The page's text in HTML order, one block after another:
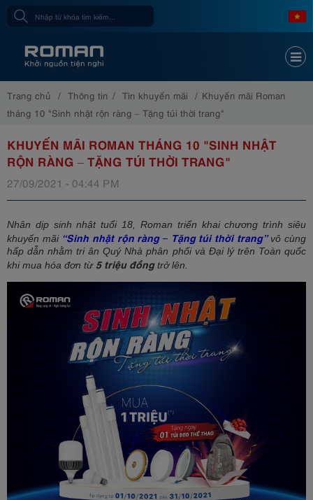
Trang chủ Thông tin Tin khuyến mãi
Khuyến mãi Roman
tháng 10 "Sinh nhật rộn ràng – Tặng túi thời trang"
KHUYẾN MÃI ROMAN THÁNG 10 "SINH NHẬT
RỘN RÀNG – TẶNG TÚI THỜI TRANG"
27/09/2021 - 04:44 PM
Nhân dịp sinh nhật tuổi 18, Roman triển khai chương trình siêu
khuyến mãi “Sinh nhật rộn ràng – Tặng túi thời trang”vô cùng
hấp dẫn nhằm tri ân Quý Nhà phân phối và Đại lý trên Toàn quốc
khi mua hóa đơn từ 5 triệu đồngtrở lên.